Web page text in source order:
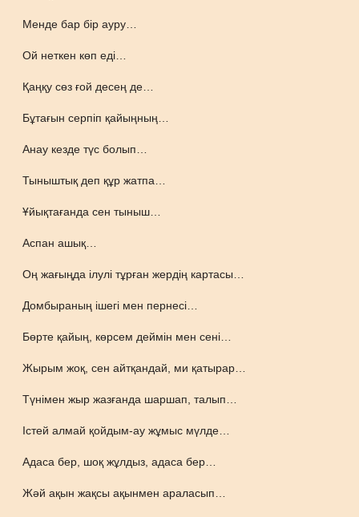
Менде бар бір ауру…
Ой неткен көп еді…
Қаңқу сөз ғой десең де…
Бұтағын серпіп қайыңның…
Анау кезде түс болып…
Тыныштық деп құр жатпа…
Ұйықтағанда сен тыныш…
Аспан ашық…
Оң жағыңда ілулі тұрған жердің картасы…
Домбыраның ішегі мен пернесі…
Бөрте қайың, көрсем деймін мен сені…
Жырым жоқ, сен айтқандай, ми қатырар…
Түнімен жыр жазғанда шаршап, талып…
Істей алмай қойдым-ау жұмыс мүлде…
Адаса бер, шоқ жұлдыз, адаса бер…
Жәй ақын жақсы ақынмен араласып…